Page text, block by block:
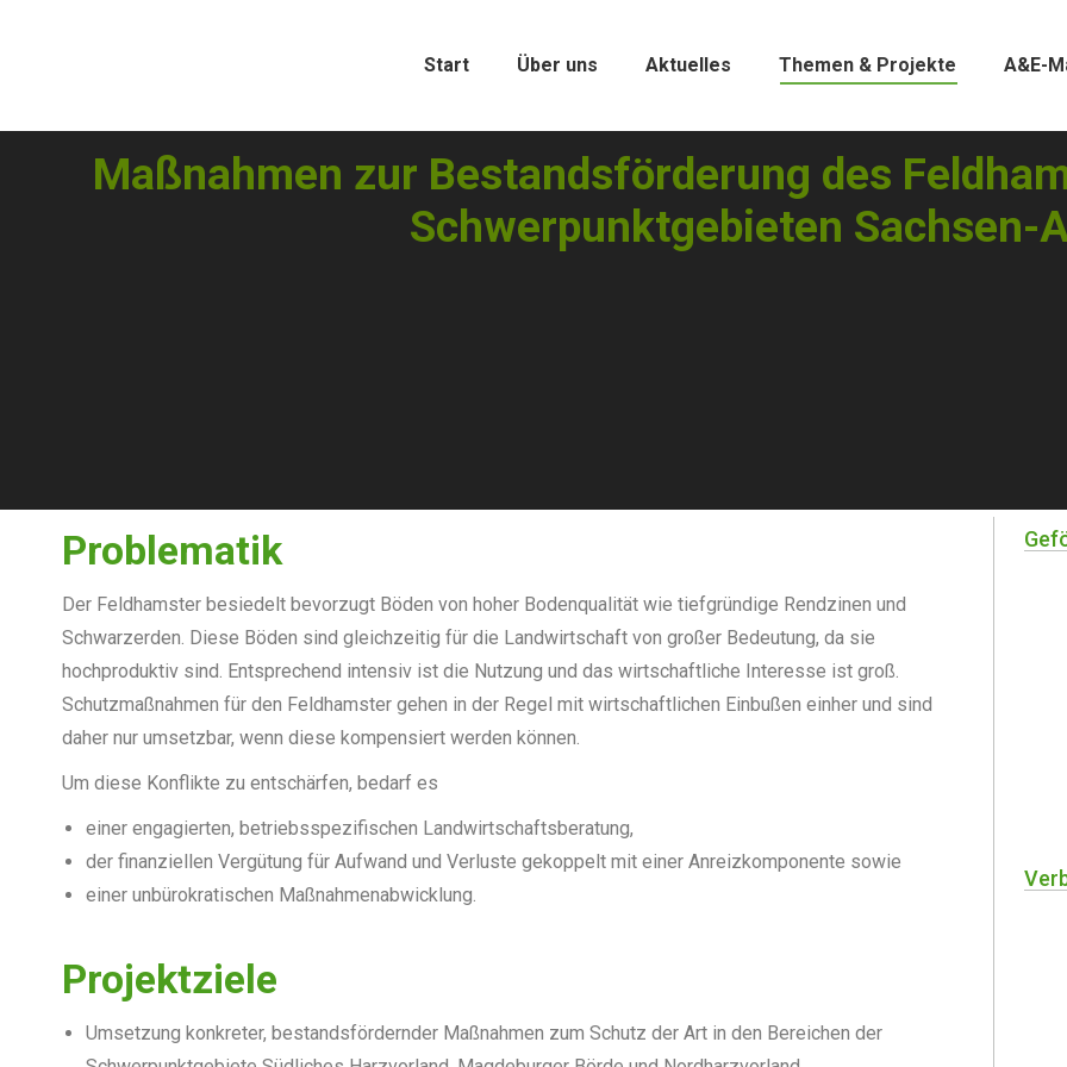
Start Über uns Aktuelles Themen & Projekte A&E-
Maßnahmen zur Bestandsförderung des
Schwerpunktgebieten Sachsen-
Problematik
Der Feldhamster besiedelt bevorzugt Böden von hoher Bodenqualität wie tiefgründige Rendzinen und
Schwarzerden. Diese Böden sind gleichzeitig für die Landwirtschaft von großer Bedeutung, da sie
hochproduktiv sind. Entsprechend intensiv ist die Nutzung und das wirtschaftliche Interesse ist groß.
Schutzmaßnahmen für den Feldhamster gehen in der Regel mit wirtschaftlichen Einbußen einher und sind
daher nur umsetzbar, wenn diese kompensiert werden können.
Um diese Konflikte zu entschärfen, bedarf es
einer engagierten, betriebsspezifischen Landwirtschaftsberatung,
der finanziellen Vergütung für Aufwand und Verluste gekoppelt mit einer Anreizkomponente sowie
einer unbürokratischen Maßnahmenabwicklung.
Projektziele
Umsetzung konkreter, bestandsfördernder Maßnahmen zum Schutz der Art in den Bereichen der